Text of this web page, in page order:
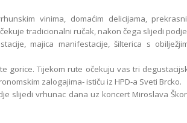
vinima, domaćim delicijama,
tradicionalni ručak, nakon čega slijedi
majica manifestacije, šilterica s
gorice. Tijekom rute očekuju vas tri
zalogajima- ističu iz HPD-a Sveti Brcko.
slijedi vrhunac dana uz koncert Miroslava